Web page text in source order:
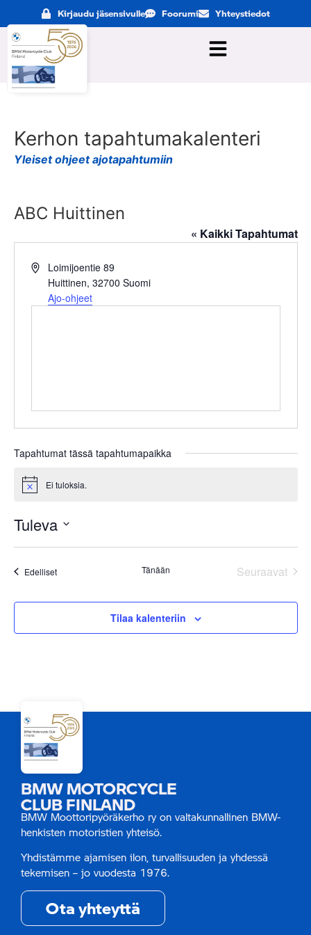
Kirjaudu jäsensivulle Foorumi Yhteystiedot
Kerhon tapahtumakalenteri
Yleiset ohjeet ajotapahtumiin
ABC Huittinen
« Kaikki Tapahtumat
OsoiteLoimijoentie 89
Huittinen, 32700 Suomi
Ajo-ohjeet
Tapahtumat tässä tapahtumapaikka
Notice Ei tuloksia.
Tuleva
päivä.
EdellisetTapahtumat Tänään Seuraavat
Tilaa kalenteriin
BMW MOTORCYCLE
CLUB FINLAND
BMW Moottoripyöräkerho ry on valtakunnallinen BMW-
henkisten motoristien yhteisö.
Yhdistämme ajamisen ilon, turvallisuuden ja yhdessä
tekemisen – jo vuodesta 1976.
Ota yhteyttä